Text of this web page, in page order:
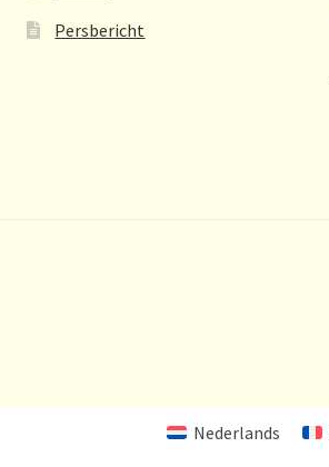
Persbericht
Nederlands